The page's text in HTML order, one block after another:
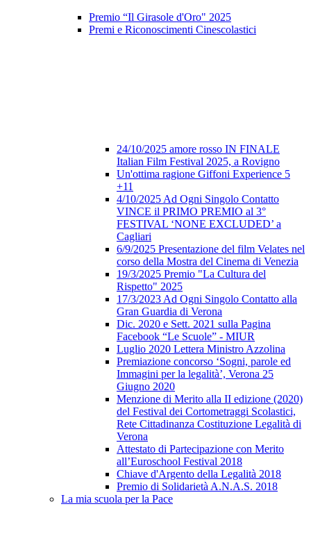
Premio “Il Girasole d'Oro" 2025
Premi e Riconoscimenti Cinescolastici
24/10/2025 amore rosso IN FINALE
Italian Film Festival 2025, a Rovigno
Un'ottima ragione Giffoni Experience 5
+11
4/10/2025 Ad Ogni Singolo Contatto
VINCE il PRIMO PREMIO al 3°
FESTIVAL ‘NONE EXCLUDED’ a
Cagliari
6/9/2025 Presentazione del film Velates nel
corso della Mostra del Cinema di Venezia
19/3/2025 Premio "La Cultura del
Rispetto" 2025
17/3/2023 Ad Ogni Singolo Contatto alla
Gran Guardia di Verona
Dic. 2020 e Sett. 2021 sulla Pagina
Facebook “Le Scuole” - MIUR
Luglio 2020 Lettera Ministro Azzolina
Premiazione concorso ‘Sogni, parole ed
Immagini per la legalità’, Verona 25
Giugno 2020
Menzione di Merito alla II edizione (2020)
del Festival dei Cortometraggi Scolastici,
Rete Cittadinanza Costituzione Legalità di
Verona
Attestato di Partecipazione con Merito
all’Euroschool Festival 2018
Chiave d'Argento della Legalità 2018
Premio di Solidarietà A.N.A.S. 2018
La mia scuola per la Pace